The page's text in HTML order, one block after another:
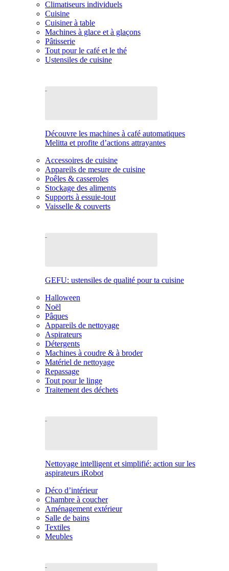
Climatiseurs individuels
Cuisine
Cuisiner à table
Machines à glace et à glaçons
Pâtisserie
Tout pour le café et le thé
Ustensiles de cuisine
Découvre les machines à café automatiques
Melitta et profite d’actions attrayantes
Accessoires de cuisine
Appareils de mesure de cuisine
Poêles & casseroles
Stockage des aliments
Supports à essuie-tout
Vaisselle & couverts
GEFU: ustensiles de qualité pour ta cuisine
Halloween
Noël
Pâques
Appareils de nettoyage
Aspirateurs
Détergents
Machines à coudre & à broder
Matériel de nettoyage
Repassage
Tout pour le linge
Traitement des déchets
Nettoyage intelligent et simplifié: action sur les
aspirateurs iRobot
Déco d’intérieur
Chambre à coucher
Aménagement extérieur
Salle de bains
Textiles
Meubles